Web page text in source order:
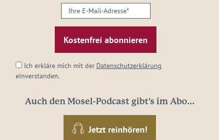
Ihre
E-
Mail-
Adresse:
Ich erkläre mich mit der Datenschutzerklärung
einverstanden.
Auch den Mosel-Podcast gibt's im Abo...
Jetzt reinhören!